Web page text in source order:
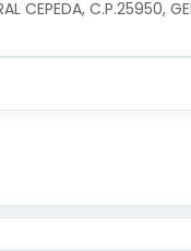
CEPEDA, C.P.25950,